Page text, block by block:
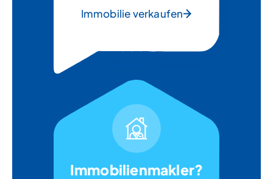
Immobilie verkaufen
Immobilienmakler?